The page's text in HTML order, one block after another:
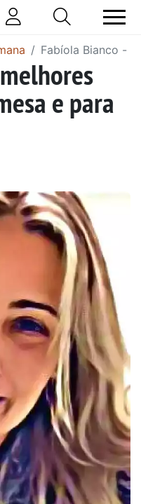
Fabíola Bianco -
e para